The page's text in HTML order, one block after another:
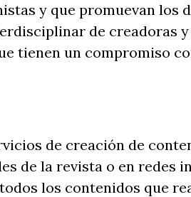
y que promuevan los
de creadoras
tienen un compromiso
de creación de
de la revista o en redes
los contenidos que